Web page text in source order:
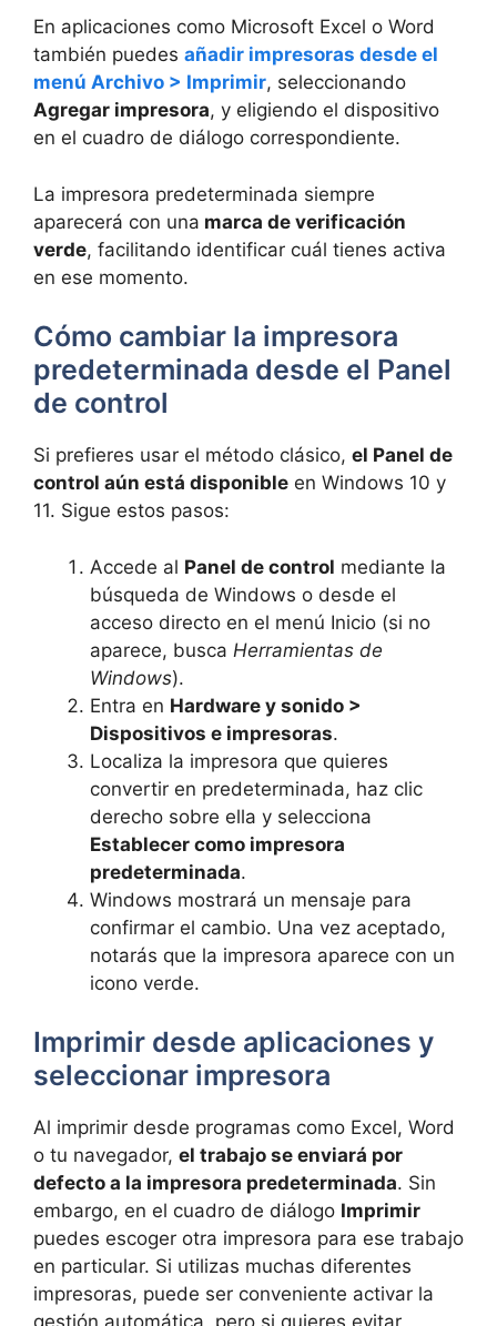
En aplicaciones como Microsoft Excel o Word
también puedes añadir impresoras desde el
menú Archivo > Imprimir, seleccionando
Agregar impresora, y eligiendo el dispositivo
en el cuadro de diálogo correspondiente.
La impresora predeterminada siempre
aparecerá con una marca de verificación
verde, facilitando identificar cuál tienes activa
en ese momento.
Cómo cambiar la impresora
predeterminada desde el Panel
de control
Si prefieres usar el método clásico, el Panel de
control aún está disponible en Windows 10 y
11. Sigue estos pasos:
Accede al Panel de control mediante la
búsqueda de Windows o desde el
acceso directo en el menú Inicio (si no
aparece, busca Herramientas de
Windows).
Entra en Hardware y sonido >
Dispositivos e impresoras.
Localiza la impresora que quieres
convertir en predeterminada, haz clic
derecho sobre ella y selecciona
Establecer como impresora
predeterminada.
Windows mostrará un mensaje para
confirmar el cambio. Una vez aceptado,
notarás que la impresora aparece con un
icono verde.
Imprimir desde aplicaciones y
seleccionar impresora
Al imprimir desde programas como Excel, Word
o tu navegador, el trabajo se enviará por
defecto a la impresora predeterminada. Sin
embargo, en el cuadro de diálogo Imprimir
puedes escoger otra impresora para ese trabajo
en particular. Si utilizas muchas diferentes
impresoras, puede ser conveniente activar la